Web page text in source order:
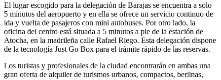
El lugar escogido para la delegación de Barajas se encuentra a solo
5 minutos del aeropuerto y en ella se ofrece un servicio continuo de
ida y vuelta de pasajeros con mini autobuses. Por otro lado, la
oficina del centro está situada a 5 minutos a pie de la estación de
Atocha, en la madrileña calle Rafael Riego. Esta delegación dispone
de la tecnología Just Go Box para el trámite rápido de las reservas.
Los turistas y profesionales de la ciudad encontrarán en ambas una
gran oferta de alquiler de turismos urbanos, compactos, berlinas,